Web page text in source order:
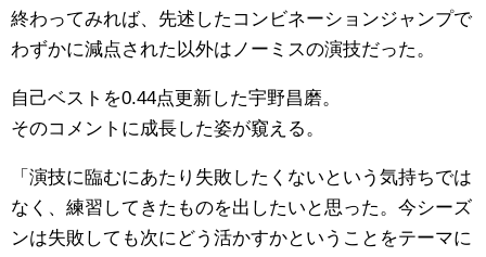
終わってみれば、先述したコンビネーションジャンプで
わずかに減点された以外はノーミスの演技だった。
自己ベストを0.44点更新した宇野昌磨。
そのコメントに成長した姿が窺える。
「演技に臨むにあたり失敗したくないという気持ちでは
なく、練習してきたものを出したいと思った。今シーズ
ンは失敗しても次にどう活かすかということをテーマに